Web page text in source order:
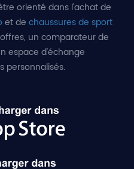
orienté dans l'achat de
et de chaussures de sport
un comparateur de
espace d'échange
personnalisés.